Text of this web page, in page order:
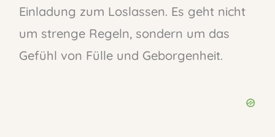
Einladung zum Loslassen. Es geht nicht
um strenge Regeln, sondern um das
Gefühl von Fülle und Geborgenheit.